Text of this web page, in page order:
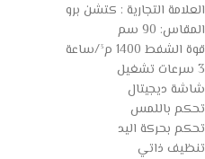
العلامة التجارية : كتشن برو
المقاس: 90 سم
قوة الشفط 1400 م³/ساعة
3 سرعات تشغيل
شاشة ديجيتال
تحكم باللمس
تحكم بحركة اليد
تنظيف ذاتي